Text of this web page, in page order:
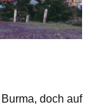
doch auf